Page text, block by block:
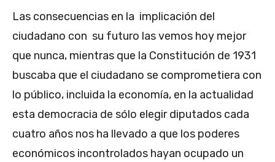
Las consecuencias en la implicación del
ciudadano con su futuro las vemos hoy mejor
que nunca, mientras que la Constitución de 1931
buscaba que el ciudadano se comprometiera con
lo público, incluida la economía, en la actualidad
esta democracia de sólo elegir diputados cada
cuatro años nos ha llevado a que los poderes
económicos incontrolados hayan ocupado un